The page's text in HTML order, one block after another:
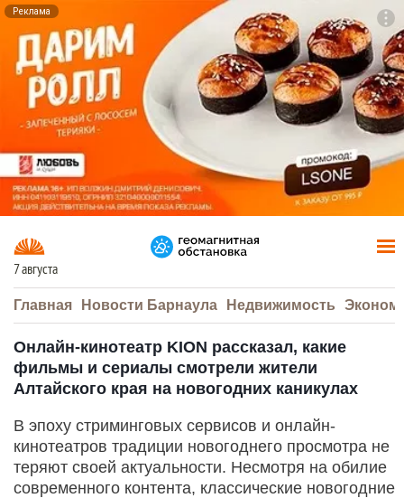
Реклама
7 августа
Главная Новости Барнаула Недвижимость
Онлайн-кинотеатр KION рассказал, какие
фильмы и сериалы смотрели жители
Алтайского края на новогодних каникулах
В эпоху стриминговых сервисов и онлайн-
кинотеатров традиции новогоднего просмотра не
теряют своей актуальности. Несмотря на обилие
современного контента, классические новогодние